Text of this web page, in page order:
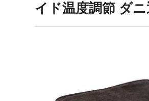
イド温度調節 ダ